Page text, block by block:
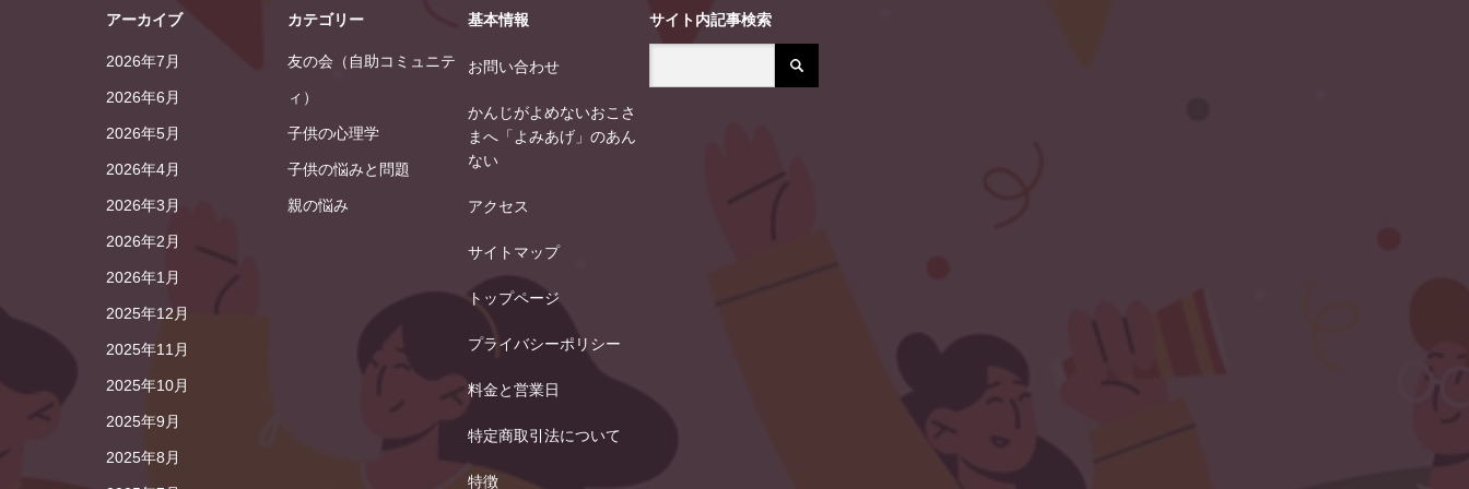
アーカイブ
2026年7月
2026年6月
2026年5月
2026年4月
2026年3月
2026年2月
2026年1月
2025年12月
2025年11月
2025年10月
2025年9月
2025年8月
カテゴリー
友の会（自助コミュニテ
ィ）
子供の心理学
子供の悩みと問題
親の悩み
基本情報
お問い合わせ
かんじがよめないおこさ
まへ「よみあげ」のあん
ない
アクセス
サイトマップ
トップページ
プライバシーポリシー
料金と営業日
特定商取引法について
特徴
サイト内記事検索